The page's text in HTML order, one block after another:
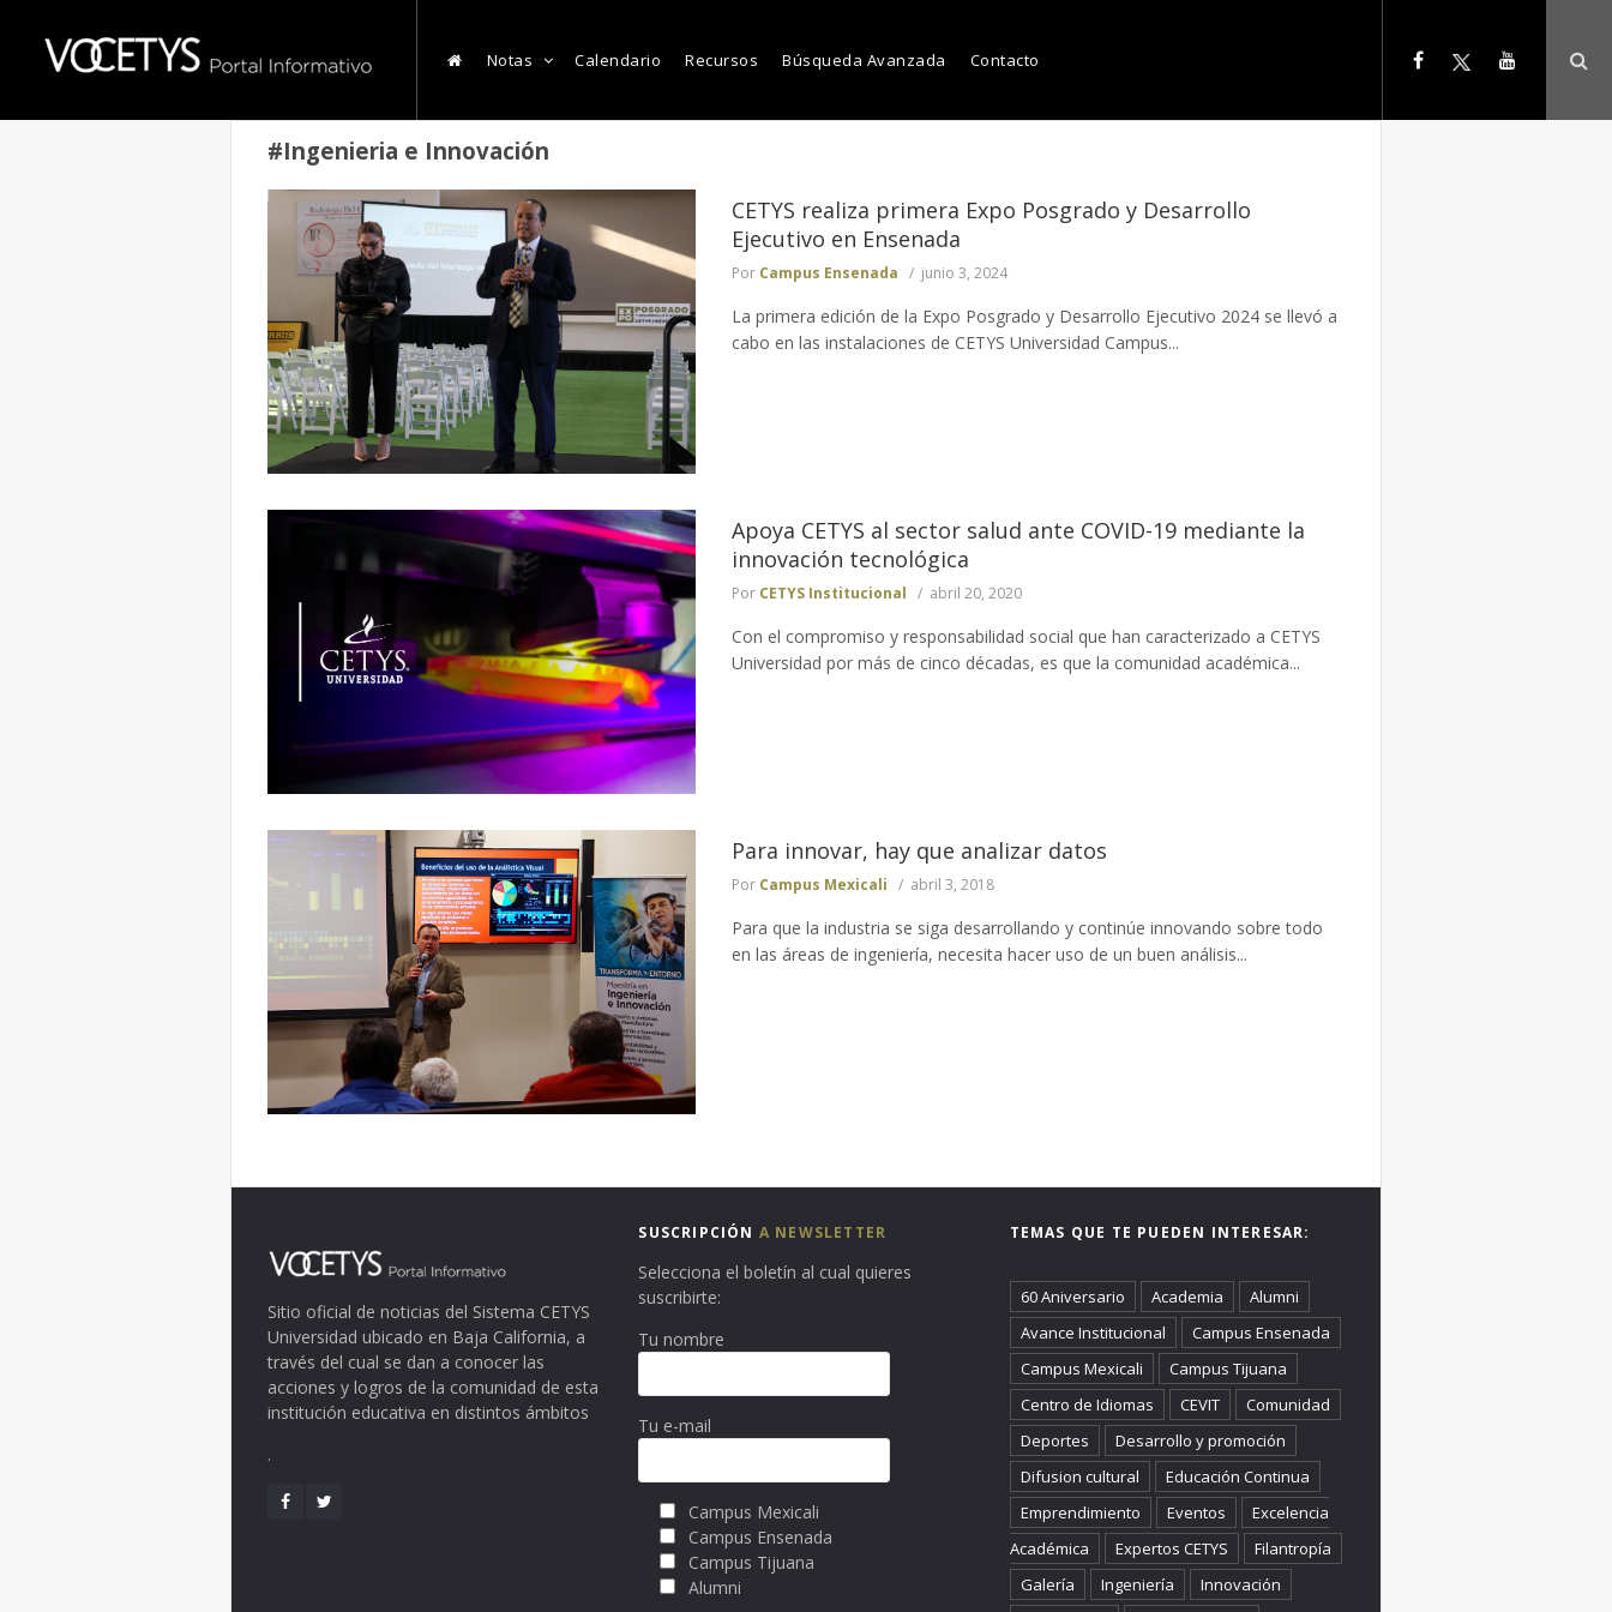
Notas Calendario Recursos Búsqueda Avanzada Contacto
#Ingenieria e Innovación
CETYS realiza primera Expo Posgrado y Desarrollo
Ejecutivo en Ensenada
Por Campus Ensenada junio 3, 2024
La primera edición de la Expo Posgrado y Desarrollo Ejecutivo 2024 se llevó a
cabo en las instalaciones de CETYS Universidad Campus...
Apoya CETYS al sector salud ante COVID-19 mediante la
innovación tecnológica
Por CETYS Institucional abril 20, 2020
Con el compromiso y responsabilidad social que han caracterizado a CETYS
Universidad por más de cinco décadas, es que la comunidad académica...
Para innovar, hay que analizar datos
Por Campus Mexicali abril 3, 2018
Para que la industria se siga desarrollando y continúe innovando sobre todo
en las áreas de ingeniería, necesita hacer uso de un buen análisis...
Sitio oficial de noticias del Sistema CETYS
Universidad ubicado en Baja California, a
través del cual se dan a conocer las
acciones y logros de la comunidad de esta
institución educativa en distintos ámbitos
.
SUSCRIPCIÓN A NEWSLETTER
Selecciona el boletín al cual quieres
suscribirte:
Tu nombre
Tu e-mail
Campus Mexicali
Campus Ensenada
Campus Tijuana
Alumni
TEMAS QUE TE PUEDEN INTERESAR:
60 Aniversario Academia
Alumni
Avance Institucional
Campus Ensenada
Campus Mexicali
Campus Tijuana
Centro de Idiomas
CEVIT
Comunidad
Deportes
Desarrollo y promoción
Difusion cultural
Educación Continua
Emprendimiento
Eventos
Excelencia
Académica
Expertos CETYS
Filantropía
Galería
Ingeniería
Innovación